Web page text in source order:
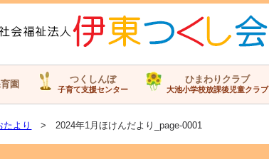
園 つくしんぼ
子育て支援センター
ひまわりクラブ
大池小学校放課後児童クラブ
より > 2024年1月ほけんだより_page-0001